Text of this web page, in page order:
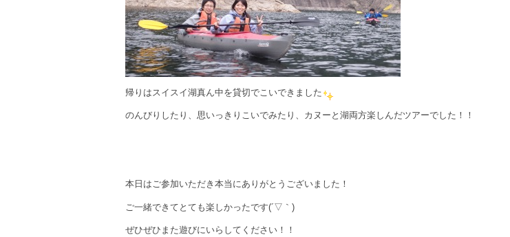
帰りはスイスイ湖真ん中を貸切でこいできました
のんびりしたり、思いっきりこいでみたり、カヌーと湖両方楽しんだツアーでした！！
本日はご参加いただき本当にありがとうございました！
ご一緒できてとても楽しかったです(´▽｀)
ぜひぜひまた遊びにいらしてください！！